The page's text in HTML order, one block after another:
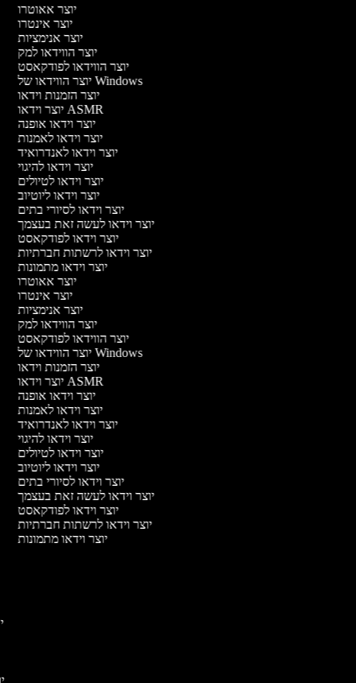
יוצר אאוטרו
יוצר אינטרו
יוצר אנימציות
יוצר הווידאו למק
יוצר הווידאו לפודקאסט
יוצר הווידאו של Windows
יוצר הזמנות וידאו
יוצר וידאו ASMR
יוצר וידאו אופנה
יוצר וידאו לאמנות
יוצר וידאו לאנדרואיד
יוצר וידאו להיגוי
יוצר וידאו לטיולים
יוצר וידאו ליוטיוב
יוצר וידאו לסיורי בתים
יוצר וידאו לעשה זאת בעצמך
יוצר וידאו לפודקאסט
יוצר וידאו לרשתות חברתיות
יוצר וידאו מתמונות
יוצר אאוטרו
יוצר אינטרו
יוצר אנימציות
יוצר הווידאו למק
יוצר הווידאו לפודקאסט
יוצר הווידאו של Windows
יוצר הזמנות וידאו
יוצר וידאו ASMR
יוצר וידאו אופנה
יוצר וידאו לאמנות
יוצר וידאו לאנדרואיד
יוצר וידאו להיגוי
יוצר וידאו לטיולים
יוצר וידאו ליוטיוב
יוצר וידאו לסיורי בתים
יוצר וידאו לעשה זאת בעצמך
יוצר וידאו לפודקאסט
יוצר וידאו לרשתות חברתיות
יוצר וידאו מתמונות